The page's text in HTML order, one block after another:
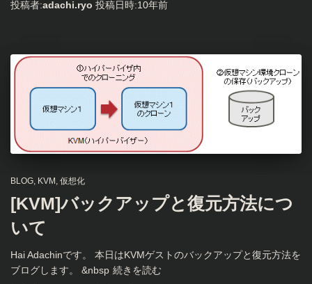
投稿者:adachi.ryo 投稿日時:10年前
BLOG KVM 仮想化
[KVM]バックアップと復元方法につ
いて
Hai Adachinです。 本日はKVMゲストのバックアップと復元方法を
ブログします。 &nbsp 続きを読む